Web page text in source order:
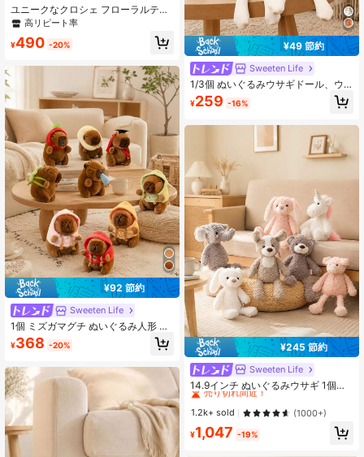
ユニークなクロシェ フローラルテー
マの誕生日ギフト、女性への愛らし
深く刺激的なギフト、または友人へ
高リピート率
¥490 -20%
¥92 節約
Sweeten Life
1個 ミズガマグチ ぬいぐるみ人形 カ
ートゥーン ペンダント、ソフトぬい
ぐるみ人形 バックパック ペンダン
チ、ミズガマグチ ぬいぐるみ、ミズ
ガマグチ、かぎ編みミズガマグチ、
ミズガマグチバッグ
¥368 -20%
¥49 節約
Sweeten Life
1/3個 ぬいぐるみウサギドール、ウ
サギドール、小さなチェック柄コー
ンウサギ、服飾、吊り下げ装飾、バ
¥259 -16%
¥245 節約
Sweeten Life
14.9インチ ぬいぐるみウサギ 1個入
り、ピンクウサギ、クマ、犬、パン
ダ、象、ユニコーン ぬいぐるみドー
ル、かわいいソフトぬいぐるみ 抱き
枕、クリスマスストッキングのおも
ちゃ、誕生日パーティーの装飾、ホ
#1 ベストセラー
売り切れ間近！
#1 ベストセラー
売り切れ間近！
#1 ベストセラー
売り切れ間近！
#1 ベストセラー
売り切れ間近！
1.2k+ sold (1000+)
¥1,047 -19%